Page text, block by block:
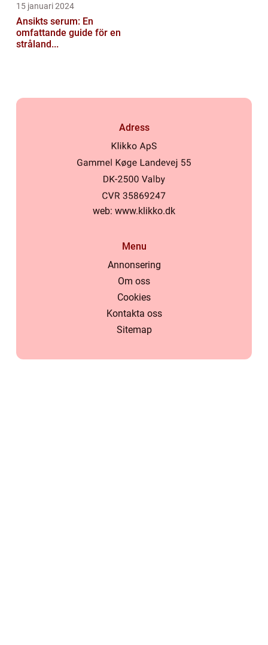
15 januari 2024
Ansikts serum: En
omfattande guide för en
stråland...
Adress
web: www.klikko.dk
Menu
Annonsering
Om oss
Cookies
Kontakta oss
Sitemap